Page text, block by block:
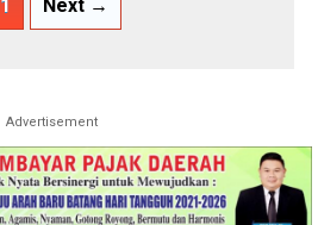
1 Next →
Advertisement